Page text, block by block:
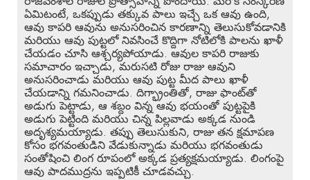
ఏమిటంటే, ఒకప్పుడు తక్కువ పాలు ఇచ్చే ఒక ఆవు ఉంది,
ఆవు కాపరి ఆవును అనుసరించిన కారణాన్ని తెలుసుకోవడానికి
మరియు ఆవు పుట్టలో నివసించే కొద్దిగా నోటిలోకి పాలను ఖాళీ
చేయడం చూసి ఆశ్చర్యపోయాడు. ఆవుల కాపరి రాజుకు
సమాచారం ఇచ్చాడు, మరుసటి రోజు రాజు ఆవుని
అనుసరించాడు మరియు ఆవు పుట్ట మీద పాలు ఖాళీ
చేయడాన్ని గమనించాడు. దిగ్భ్రాంతితో, రాజు ఫాంట్‌తో
అడుగు పెట్టాడు, ఆ శబ్దం విన్న ఆవు భయంతో పుట్టపైకి
అడుగు పెట్టింది మరియు చిన్న పిల్లవాడు అక్కడ నుండి
అదృశ్యమయ్యాడు. తప్పు తెలుసుకుని, రాజు తన క్షమాపణ
కోసం భగవంతుడిని వేడుకున్నాడు మరియు భగవంతుడు
సంతోషించి లింగ రూపంలో అక్కడ ప్రత్యక్షమయ్యాడు. లింగంపై
ఆవు పాదముద్రను ఇప్పటికీ చూడవచ్చు.